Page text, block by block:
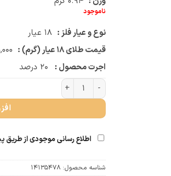
ناموجود
نوع و عیار فلز : ۱۸ عیار
قیمت طلای ۱۸ عیار (گرم) :
اجرت محصول :
۲۰ درصد
گوشواره میخی سیندخت عدد
اطلاع رسانی موجودی از طریق
شناسه محصول: 14135478